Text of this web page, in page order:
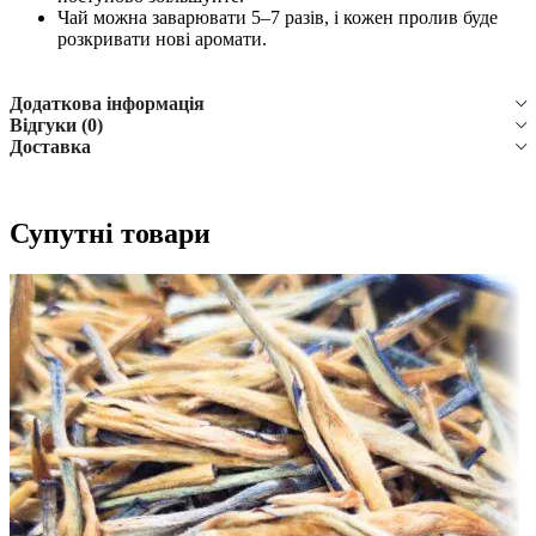
Чай можна заварювати 5–7 разів, і кожен пролив буде
розкривати нові аромати.
Додаткова інформація
Відгуки (0)
Доставка
Супутні товари